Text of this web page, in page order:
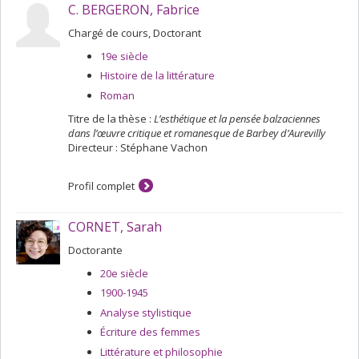
2005 et 2008). Il a dirigé divers ouvrages collectifs :
écriture à l’autre. Les femmes et la traduction sous l’Ancien
Régime (Presses de l’Université d’Ottawa, 2004) ;
de Crenne. L’écriture et ses doubles
Diane Desrosiers-Bonin, Honoré Champion, 2004). Parmi
ses articles récents, on compte « Voix et présences de
femmes : la relecture de l’histoire par Andrée Chedid »
labyrinthe du savoir : à la recherche du fil d’Ariane »,
dansDix ans de recherche sur les femmes écrivains de
l’Ancien Régime(2008).
C. BERGERON, Fabrice
Chargé de cours, Doctorant
19e siècle
Histoire de la littérature
Roman
Titre de la thèse : L’esthétique et la pensée balzaciennes
dans l’œuvre critique et romanesque de Barbey d’Aurevilly
Directeur : Stéphane Vachon
Profil complet
CORNET, Sarah
Doctorante
20e siècle
1900-1945
Analyse stylistique
Écriture des femmes
Littérature et philosophie